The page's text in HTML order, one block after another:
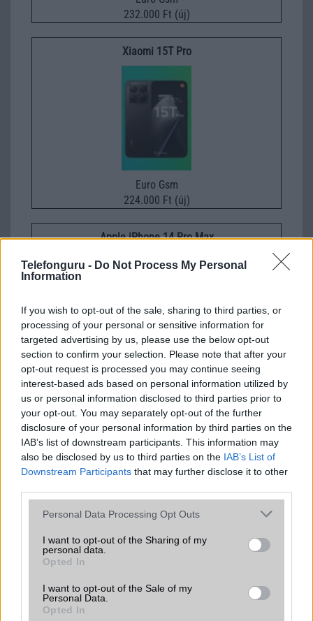
Telefonguru - Do Not Process My Personal
Information
If you wish to opt-out of the sale, sharing to third parties, or
processing of your personal or sensitive information for
targeted advertising by us, please use the below opt-out
section to confirm your selection. Please note that after your
opt-out request is processed you may continue seeing
interest-based ads based on personal information utilized by
us or personal information disclosed to third parties prior to
your opt-out. You may separately opt-out of the further
disclosure of your personal information by third parties on the
IAB’s list of downstream participants. This information may
also be disclosed by us to third parties on the IAB’s List of
Downstream Participants that may further disclose it to other
Please note that this website/app uses one or more Google
not limited to your visit or usage behaviour. You may click to
grant or deny consent to Google and its third-party tags to
use your data for below specified purposes in below Google
consent section.
Personal Data Processing Opt Outs
I want to opt-out of the Sharing of my
personal data.
Opted In
I want to opt-out of the Sale of my
Personal Data.
Opted In
232.000 Ft (új)
Xiaomi 15T Pro
Euro Gsm
224.000 Ft (új)
Apple iPhone 14 Pro Max
Nyugati GSM
250.000 Ft (használt)
Számos népszerű Samsung Galaxy
készülék kimarad a One UI 9
frissítésből – itt a lista az érintett
modellekről
A One UI 9 érkezése új mesterséges intelligencia-
funkciókat és továbbfejlesztett kezelőfelületet hoz,
azonban több korábbi csúcskategóriás és középkategóriás
Galaxy készülék számára ez lesz az út vége.
iPhone 18 bemutató dátum - ekkor